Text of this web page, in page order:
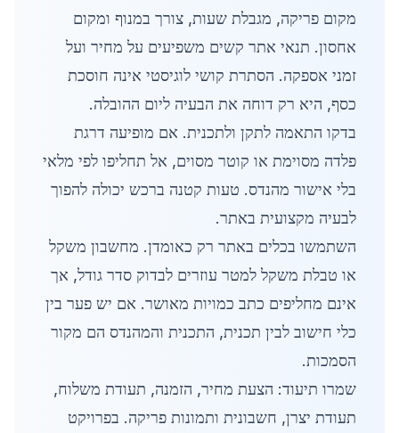
מקום פריקה, מגבלת שעות, צורך במנוף ומקום
אחסון. תנאי אתר קשים משפיעים על מחיר ועל
זמני אספקה. הסתרת קושי לוגיסטי אינה חוסכת
כסף, היא רק דוחה את הבעיה ליום ההובלה.
בדקו התאמה לתקן ולתכנית. אם מופיעה דרגת
פלדה מסוימת או קוטר מסוים, אל תחליפו לפי מלאי
בלי אישור מהנדס. טעות קטנה ברכש יכולה להפוך
לבעיה מקצועית באתר.
השתמשו בכלים באתר רק כאומדן. מחשבון משקל
או טבלת משקל למטר עוזרים לבדוק סדר גודל, אך
אינם מחליפים כתב כמויות מאושר. אם יש פער בין
כלי חישוב לבין תכנית, התכנית והמהנדס הם מקור
הסמכות.
שמרו תיעוד: הצעת מחיר, הזמנה, תעודת משלוח,
תעודת יצרן, חשבונית ותמונות פריקה. בפרויקט